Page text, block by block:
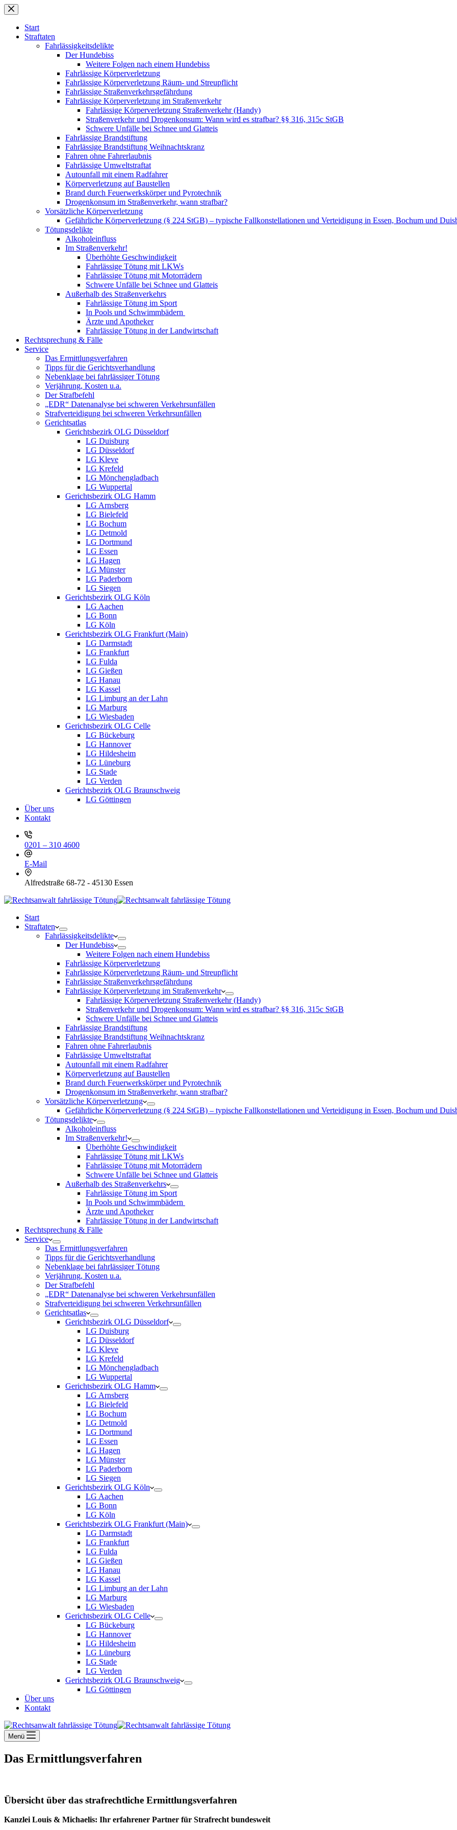
Zum
Inhalt
springenStart
Straftaten
Fahrlässigkeitsdelikte
Der Hundebiss
Weitere Folgen nach einem Hundebiss
Fahrlässige Körperverletzung
Fahrlässige Körperverletzung Räum- und Streupflicht
Fahrlässige Straßenverkehrsgefährdung
Fahrlässige Körperverletzung im Straßenverkehr
Fahrlässige Körperverletzung Straßenverkehr (Handy)
Straßenverkehr und Drogenkonsum: Wann wird es strafbar? §§ 316, 315c StGB
Schwere Unfälle bei Schnee und Glatteis
Fahrlässige Brandstiftung
Fahrlässige Brandstiftung Weihnachtskranz
Fahren ohne Fahrerlaubnis
Fahrlässige Umweltstraftat
Autounfall mit einem Radfahrer
Körperverletzung auf Baustellen
Brand durch Feuerwerkskörper und Pyrotechnik
Drogenkonsum im Straßenverkehr, wann strafbar?
Vorsätzliche Körperverletzung
Gefährliche Körperverletzung (§ 224 StGB) – typische Fallkonstellationen und Verteidigung in Essen, Bochum und
Tötungsdelikte
Alkoholeinfluss
Im Straßenverkehr!
Überhöhte Geschwindigkeit
Fahrlässige Tötung mit LKWs
Fahrlässige Tötung mit Motorrädern
Schwere Unfälle bei Schnee und Glatteis
Außerhalb des Straßenverkehrs
Fahrlässige Tötung im Sport
In Pools und Schwimmbädern
Ärzte und Apotheker
Fahrlässige Tötung in der Landwirtschaft
Rechtsprechung & Fälle
Service
Das Ermittlungsverfahren
Tipps für die Gerichtsverhandlung
Nebenklage bei fahrlässiger Tötung
Verjährung, Kosten u.a.
Der Strafbefehl
„EDR“ Datenanalyse bei schweren Verkehrsunfällen
Strafverteidigung bei schweren Verkehrsunfällen
Gerichtsatlas
Gerichtsbezirk OLG Düsseldorf
LG Duisburg
LG Düsseldorf
LG Kleve
LG Krefeld
LG Mönchengladbach
LG Wuppertal
Gerichtsbezirk OLG Hamm
LG Arnsberg
LG Bielefeld
LG Bochum
LG Detmold
LG Dortmund
LG Essen
LG Hagen
LG Münster
LG Paderborn
LG Siegen
Gerichtsbezirk OLG Köln
LG Aachen
LG Bonn
LG Köln
Gerichtsbezirk OLG Frankfurt (Main)
LG Darmstadt
LG Frankfurt
LG Fulda
LG Gießen
LG Hanau
LG Kassel
LG Limburg an der Lahn
LG Marburg
LG Wiesbaden
Gerichtsbezirk OLG Celle
LG Bückeburg
LG Hannover
LG Hildesheim
LG Lüneburg
LG Stade
LG Verden
Gerichtsbezirk OLG Braunschweig
LG Göttingen
Über uns
Kontakt
0201 – 310 4600
E-Mail
Alfredstraße 68-72 - 45130 Essen
Start
Straftaten
Fahrlässigkeitsdelikte
Der Hundebiss
Weitere Folgen nach einem Hundebiss
Fahrlässige Körperverletzung
Fahrlässige Körperverletzung Räum- und Streupflicht
Fahrlässige Straßenverkehrsgefährdung
Fahrlässige Körperverletzung im Straßenverkehr
Fahrlässige Körperverletzung Straßenverkehr (Handy)
Straßenverkehr und Drogenkonsum: Wann wird es strafbar? §§ 316, 315c StGB
Schwere Unfälle bei Schnee und Glatteis
Fahrlässige Brandstiftung
Fahrlässige Brandstiftung Weihnachtskranz
Fahren ohne Fahrerlaubnis
Fahrlässige Umweltstraftat
Autounfall mit einem Radfahrer
Körperverletzung auf Baustellen
Brand durch Feuerwerkskörper und Pyrotechnik
Drogenkonsum im Straßenverkehr, wann strafbar?
Vorsätzliche Körperverletzung
Gefährliche Körperverletzung (§ 224 StGB) – typische Fallkonstellationen und Verteidigung in Essen, Bochum und
Tötungsdelikte
Alkoholeinfluss
Im Straßenverkehr!
Überhöhte Geschwindigkeit
Fahrlässige Tötung mit LKWs
Fahrlässige Tötung mit Motorrädern
Schwere Unfälle bei Schnee und Glatteis
Außerhalb des Straßenverkehrs
Fahrlässige Tötung im Sport
In Pools und Schwimmbädern
Ärzte und Apotheker
Fahrlässige Tötung in der Landwirtschaft
Rechtsprechung & Fälle
Service
Das Ermittlungsverfahren
Tipps für die Gerichtsverhandlung
Nebenklage bei fahrlässiger Tötung
Verjährung, Kosten u.a.
Der Strafbefehl
„EDR“ Datenanalyse bei schweren Verkehrsunfällen
Strafverteidigung bei schweren Verkehrsunfällen
Gerichtsatlas
Gerichtsbezirk OLG Düsseldorf
LG Duisburg
LG Düsseldorf
LG Kleve
LG Krefeld
LG Mönchengladbach
LG Wuppertal
Gerichtsbezirk OLG Hamm
LG Arnsberg
LG Bielefeld
LG Bochum
LG Detmold
LG Dortmund
LG Essen
LG Hagen
LG Münster
LG Paderborn
LG Siegen
Gerichtsbezirk OLG Köln
LG Aachen
LG Bonn
LG Köln
Gerichtsbezirk OLG Frankfurt (Main)
LG Darmstadt
LG Frankfurt
LG Fulda
LG Gießen
LG Hanau
LG Kassel
LG Limburg an der Lahn
LG Marburg
LG Wiesbaden
Gerichtsbezirk OLG Celle
LG Bückeburg
LG Hannover
LG Hildesheim
LG Lüneburg
LG Stade
LG Verden
Gerichtsbezirk OLG Braunschweig
LG Göttingen
Über uns
Kontakt
Menü
Das Ermittlungsverfahren
Übersicht über das strafrechtliche Ermittlungsverfahren
Kanzlei Louis & Michaelis: Ihr erfahrener Partner für Strafrecht bundesweit